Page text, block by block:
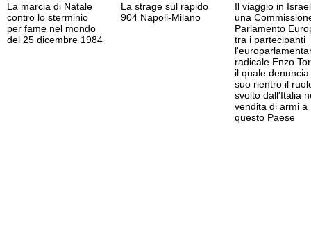
La marcia di Natale
contro lo sterminio
per fame nel mondo
del 25 dicembre 1984
La strage sul rapido
904 Napoli-Milano
Il viaggio in
una
Parlamento
tra i partecipanti
radicale Enzo
il quale denuncia
suo rientro il
svolto dall'Italia
vendita di armi a
questo Paese